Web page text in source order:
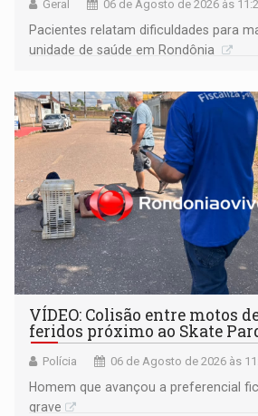
Geral 06 de Agosto de 2026 às
Pacientes relatam dificuldades para
unidade de saúde em Rondônia
VÍDEO: Colisão entre motos
feridos próximo ao Skate
Polícia 06 de Agosto de 2026 às
Homem que avançou a preferencial
grave